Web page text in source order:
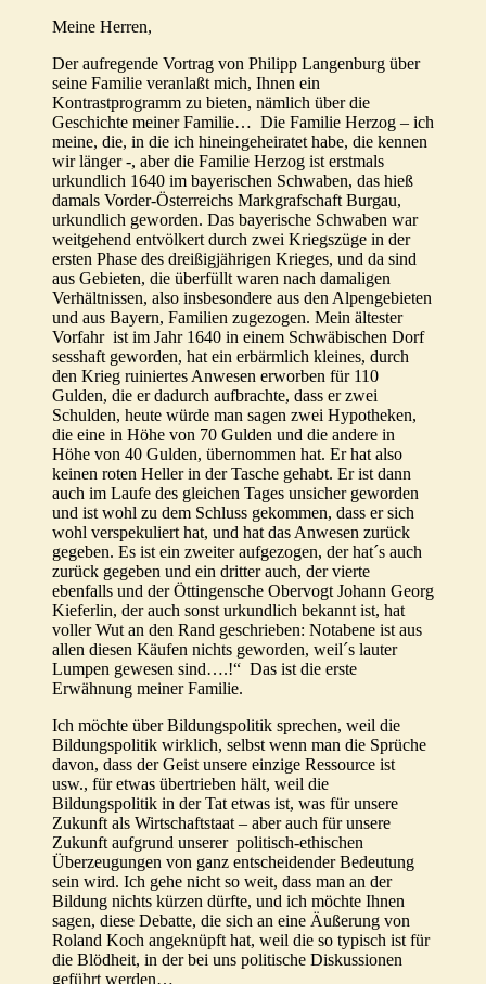
Meine Herren,
Der aufregende Vortrag von Philipp Langenburg über
seine Familie veranlaßt mich, Ihnen ein
Kontrastprogramm zu bieten, nämlich über die
Geschichte meiner Familie… Die Familie Herzog – ich
meine, die, in die ich hineingeheiratet habe, die kennen
wir länger -, aber die Familie Herzog ist erstmals
urkundlich 1640 im bayerischen Schwaben, das hieß
damals Vorder-Österreichs Markgrafschaft Burgau,
urkundlich geworden. Das bayerische Schwaben war
weitgehend entvölkert durch zwei Kriegszüge in der
ersten Phase des dreißigjährigen Krieges, und da sind
aus Gebieten, die überfüllt waren nach damaligen
Verhältnissen, also insbesondere aus den Alpengebieten
und aus Bayern, Familien zugezogen. Mein ältester
Vorfahr ist im Jahr 1640 in einem Schwäbischen Dorf
sesshaft geworden, hat ein erbärmlich kleines, durch
den Krieg ruiniertes Anwesen erworben für 110
Gulden, die er dadurch aufbrachte, dass er zwei
Schulden, heute würde man sagen zwei Hypotheken,
die eine in Höhe von 70 Gulden und die andere in
Höhe von 40 Gulden, übernommen hat. Er hat also
keinen roten Heller in der Tasche gehabt. Er ist dann
auch im Laufe des gleichen Tages unsicher geworden
und ist wohl zu dem Schluss gekommen, dass er sich
wohl verspekuliert hat, und hat das Anwesen zurück
gegeben. Es ist ein zweiter aufgezogen, der hat´s auch
zurück gegeben und ein dritter auch, der vierte
ebenfalls und der Öttingensche Obervogt Johann Georg
Kieferlin, der auch sonst urkundlich bekannt ist, hat
voller Wut an den Rand geschrieben: Notabene ist aus
allen diesen Käufen nichts geworden, weil´s lauter
Lumpen gewesen sind….!“ Das ist die erste
Erwähnung meiner Familie.
Ich möchte über Bildungspolitik sprechen, weil die
Bildungspolitik wirklich, selbst wenn man die Sprüche
davon, dass der Geist unsere einzige Ressource ist
usw., für etwas übertrieben hält, weil die
Bildungspolitik in der Tat etwas ist, was für unsere
Zukunft als Wirtschaftstaat – aber auch für unsere
Zukunft aufgrund unserer politisch-ethischen
Überzeugungen von ganz entscheidender Bedeutung
sein wird. Ich gehe nicht so weit, dass man an der
Bildung nichts kürzen dürfte, und ich möchte Ihnen
sagen, diese Debatte, die sich an eine Äußerung von
Roland Koch angeknüpft hat, weil die so typisch ist für
die Blödheit, in der bei uns politische Diskussionen
geführt werden…